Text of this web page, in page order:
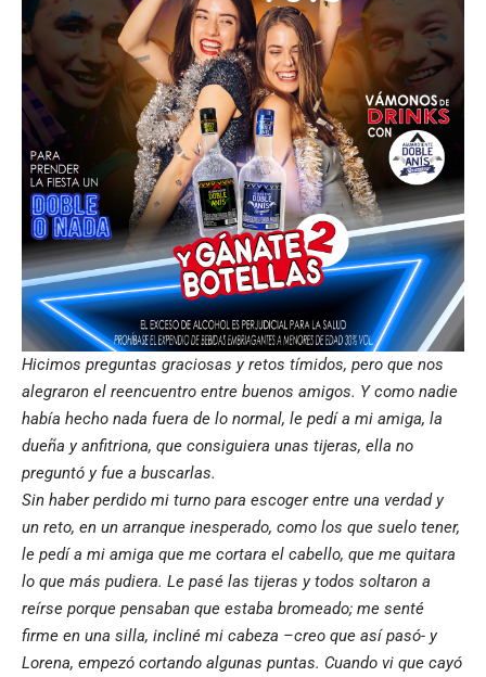
Hicimos preguntas graciosas y retos tímidos, pero que nos
alegraron el reencuentro entre buenos amigos. Y como nadie
había hecho nada fuera de lo normal, le pedí a mi amiga, la
dueña y anfitriona, que consiguiera unas tijeras, ella no
preguntó y fue a buscarlas.
Sin haber perdido mi turno para escoger entre una verdad y
un reto, en un arranque inesperado, como los que suelo tener,
le pedí a mi amiga que me cortara el cabello, que me quitara
lo que más pudiera. Le pasé las tijeras y todos soltaron a
reírse porque pensaban que estaba bromeado; me senté
firme en una silla, incliné mi cabeza –creo que así pasó- y
Lorena, empezó cortando algunas puntas. Cuando vi que cayó